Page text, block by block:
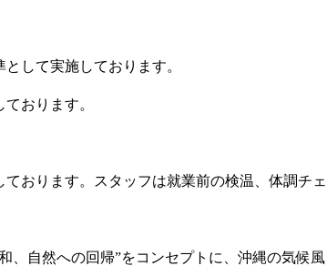
して実施しております。
おります。
おります。スタッフは就業前の検温、体調チェ
、自然への回帰”をコンセプトに、沖縄の気候風